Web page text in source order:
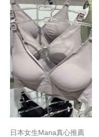
日本女生Mana真心推薦